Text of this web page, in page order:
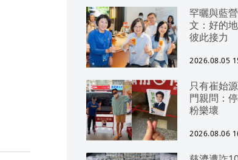
罕曬與藍
文：好的
彼此接力
2026.08.05
只有崔始
門親問：
粉樂壞
2026.08.06